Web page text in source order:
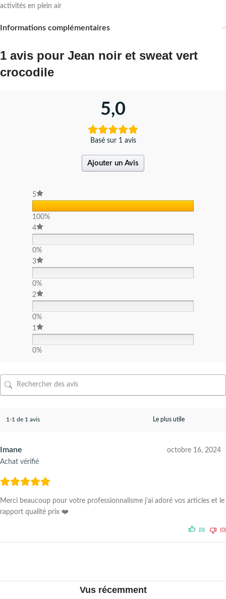
activités en plein air
Informations complémentaires
1 avis pour Jean noir et sweat vert
crocodile
5,0
Basé sur 1 avis
Ajouter un Avis
5
100%
4
0%
3
0%
2
0%
1
0%
1-1 de 1 avis
Imane
Achat vérifié
octobre 16, 2024
Merci beaucoup pour votre professionnalisme j’ai adoré vos articles et le
rapport qualité prix ❤️
(0) (0)
Vus récemment